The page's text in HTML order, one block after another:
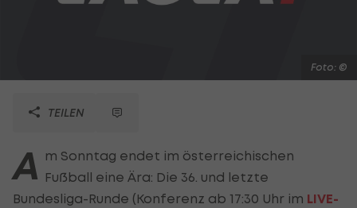
Foto: ©
TEILEN
A m Sonntag endet im österreichischen
Fußball eine Ära: Die 36. und letzte
Bundesliga-Runde (Konferenz ab 17:30 Uhr im LIVE-